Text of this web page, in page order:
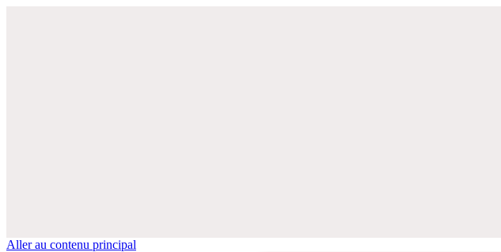
Aller au contenu principal